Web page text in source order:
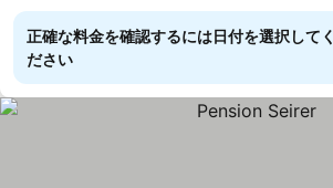
正確な料金を確認するには日付を選択してく
ださい